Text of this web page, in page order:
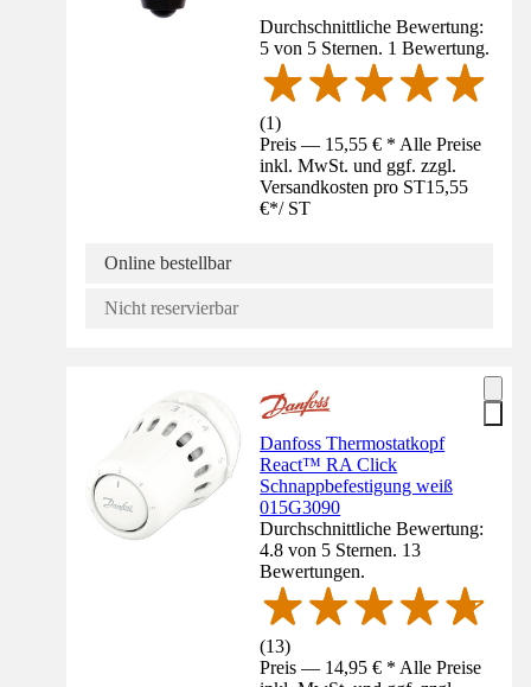
Durchschnittliche Bewertung:
5 von 5 Sternen. 1 Bewertung.
(1)
Preis — 15,55 € * Alle Preise
inkl. MwSt. und ggf. zzgl.
Versandkosten pro ST15,55
€*/ ST
Online bestellbar
Nicht reservierbar
Danfoss Thermostatkopf
React™ RA Click
Schnappbefestigung weiß
015G3090
Durchschnittliche Bewertung:
4.8 von 5 Sternen. 13
Bewertungen.
(13)
Preis — 14,95 € * Alle Preise